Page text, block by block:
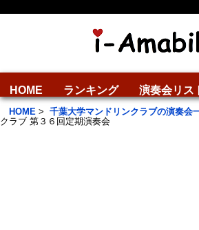
HOME ランキング 演奏会リス
HOME > 千葉大学マンドリンクラブの演奏会
クラブ 第３６回定期演奏会